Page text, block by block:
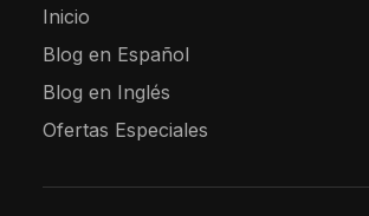
Inicio
Blog en Español
Blog en Inglés
Ofertas Especiales